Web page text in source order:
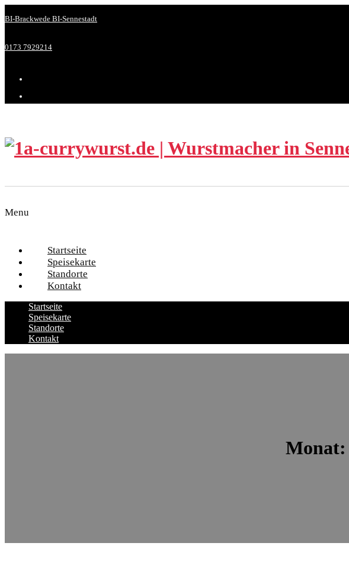
BI-Brackwede BI-Sennestadt
0173 7929214
Menu
Startseite
Speisekarte
Standorte
Kontakt
Startseite
Speisekarte
Standorte
Kontakt
Monat: